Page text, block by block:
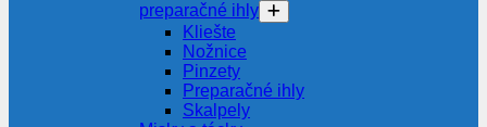
preparačné ihly
Kliešte
Nožnice
Pinzety
Preparačné ihly
Skalpely